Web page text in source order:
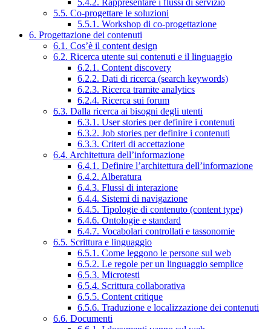
5.4.2. Rappresentare i flussi di servizio
5.5. Co-progettare le soluzioni
5.5.1. Workshop di co-progettazione
6. Progettazione dei contenuti
6.1. Cos’è il content design
6.2. Ricerca utente sui contenuti e il linguaggio
6.2.1. Content discovery
6.2.2. Dati di ricerca (search keywords)
6.2.3. Ricerca tramite analytics
6.2.4. Ricerca sui forum
6.3. Dalla ricerca ai bisogni degli utenti
6.3.1. User stories per definire i contenuti
6.3.2. Job stories per definire i contenuti
6.3.3. Criteri di accettazione
6.4. Architettura dell’informazione
6.4.1. Definire l’architettura dell’informazione
6.4.2. Alberatura
6.4.3. Flussi di interazione
6.4.4. Sistemi di navigazione
6.4.5. Tipologie di contenuto (content type)
6.4.6. Ontologie e standard
6.4.7. Vocabolari controllati e tassonomie
6.5. Scrittura e linguaggio
6.5.1. Come leggono le persone sul web
6.5.2. Le regole per un linguaggio semplice
6.5.3. Microtesti
6.5.4. Scrittura collaborativa
6.5.5. Content critique
6.5.6. Traduzione e localizzazione dei contenuti
6.6. Documenti